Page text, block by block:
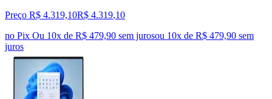
Preço R$ 4.319,10R$ 4.319,10
no Pix Ou 10x de R$ 479,90 sem jurosou 10x de R$ 479,90 sem
juros